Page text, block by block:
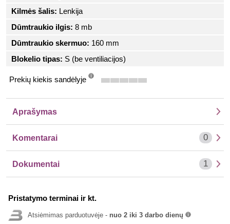
Kilmės šalis: Lenkija
Dūmtraukio ilgis: 8 mb
Dūmtraukio skermuo: 160 mm
Blokelio tipas: S (be ventiliacijos)
Prekių kiekis sandėlyje
Aprašymas
Komentarai 0
Dokumentai 1
Pristatymo terminai ir kt.
Atsiėmimas parduotuvėje - nuo 2 iki 3 darbo dienų